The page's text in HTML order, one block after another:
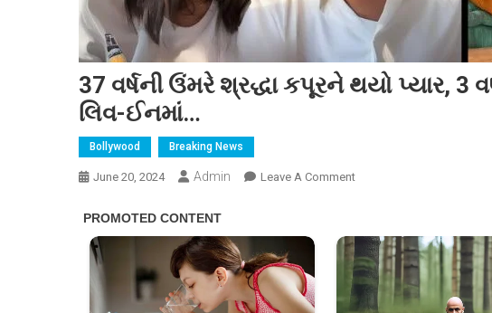
37 વર્ષની ઉંમરે શ્રદ્ધા કપૂરને થયો પ્યાર, 3
લિવ-ઈનમાં…
Bollywood Breaking News
June 20, 2024 Admin Leave A CommentOn
ઉંમરે
શ્રદ્ધા
કપૂરને